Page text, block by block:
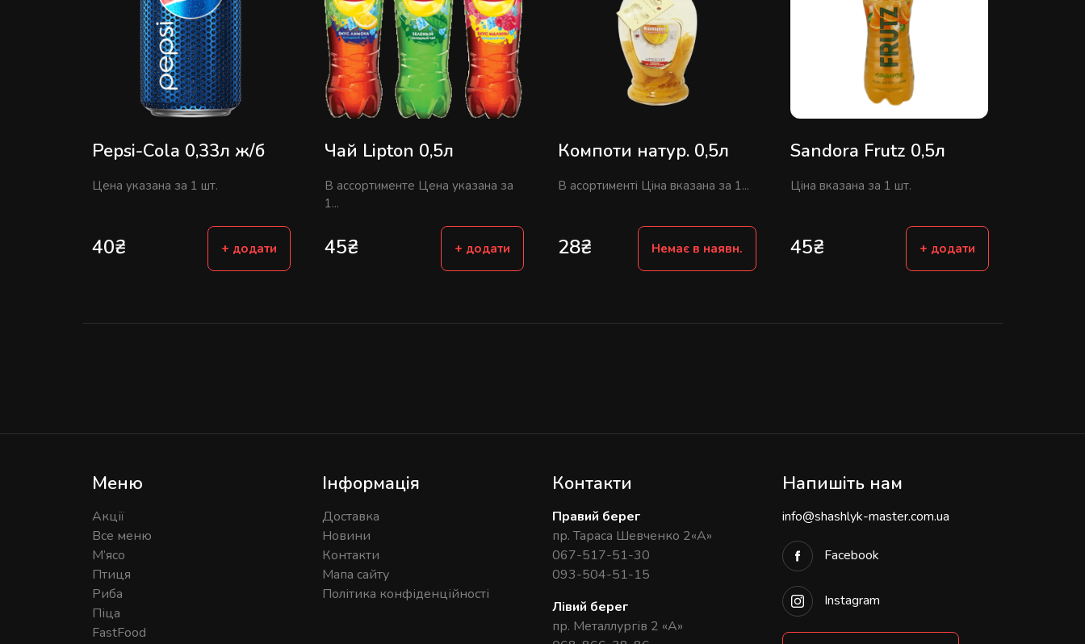
Pepsi-Сola 0,33л ж/б
Цена указана за 1 шт.
40₴ + додати
Чай Lipton 0,5л
В ассортименте Цена указана за
1...
45₴ + додати
Компоти натур. 0,5л
В асортименті Ціна вказана за 1...
28₴ Немає в наявн.
Sandora Frutz 0,5л
Ціна вказана за 1 шт.
45₴ + додати
Меню
Акції
Все меню
М’ясо
Птиця
Риба
Піца
FastFood
Інформація
Доставка
Новини
Контакти
Мапа сайту
Політика конфіденційності
Контакти
Правий берег
пр. Тараса Шевченко 2«А»
067-517-51-30
093-504-51-15
Лівий берег
пр. Металлургів 2 «А»
Напишіть нам
info@shashlyk-master.com.ua
Facebook
Instagram